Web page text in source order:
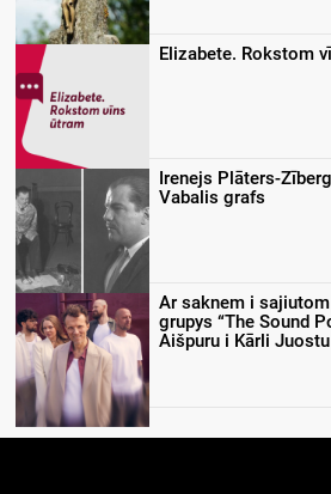
Elizabete. Rokstom
Irenejs Plāters-
Vabalis grafs
Ar saknem i
grupys “The Sound
Aišpuru i Kārli Juostu